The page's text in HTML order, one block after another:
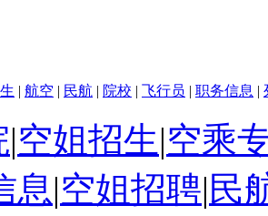
| 航空 | 民航 | 院校 | 飞行员 | 职务信息 |
|空姐招生|空乘
息|空姐招聘| 民